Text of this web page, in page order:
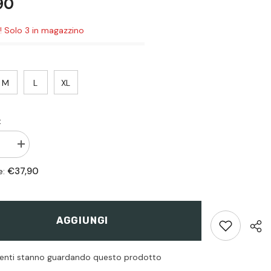
3 in magazzino
M L XL
Aumenta
quantità
per
Combat
Green
€37,90
AGGIUNGI
stanno guardando questo prodotto